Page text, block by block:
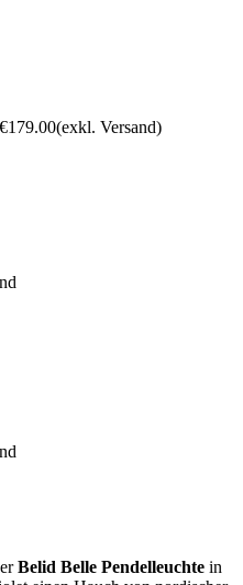
€179.00(exkl. Versand)
Belid Belle Pendelleuchte in